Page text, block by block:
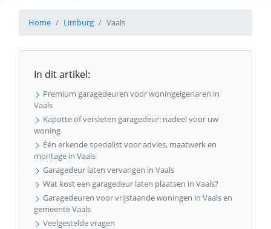
Home Limburg Vaals
In dit artikel:
Premium garagedeuren voor woningeigenaren in
Vaals
Kapotte of versleten garagedeur: nadeel voor uw
woning
Één erkende specialist voor advies, maatwerk en
montage in Vaals
Garagedeur laten vervangen in Vaals
Wat kost een garagedeur laten plaatsen in Vaals?
Garagedeuren voor vrijstaande woningen in Vaals en
gemeente Vaals
Veelgestelde vragen